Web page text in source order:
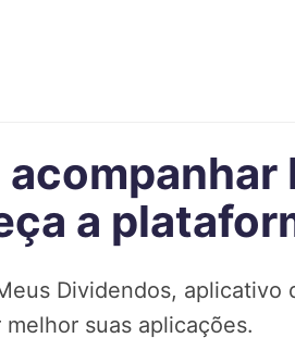
a
Dividendos,
melhor suas aplicações.